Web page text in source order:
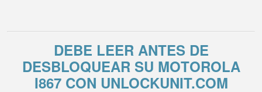
DEBE LEER ANTES DE
DESBLOQUEAR SU MOTOROLA
I867 CON UNLOCKUNIT.COM